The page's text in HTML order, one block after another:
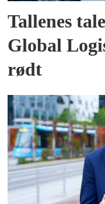
Tallenes
Global
rødt